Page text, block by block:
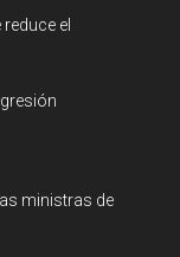
el
ministras de